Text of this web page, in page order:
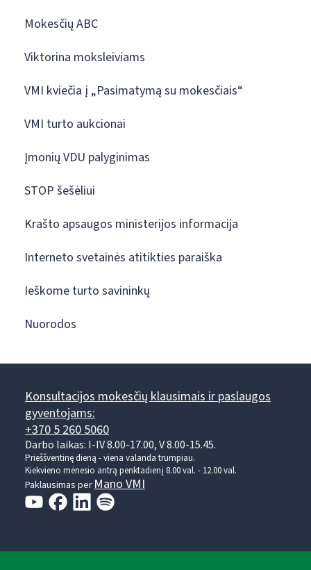
Mokesčių ABC
Viktorina moksleiviams
VMI kviečia į „Pasimatymą su mokesčiais“
VMI turto aukcionai
Įmonių VDU palyginimas
STOP šešėliui
Krašto apsaugos ministerijos informacija
Interneto svetainės atitikties paraiška
Ieškome turto savininkų
Nuorodos
Konsultacijos mokesčių klausimais ir paslaugos
gyventojams:
+370 5 260 5060
Darbo laikas: I-IV 8.00-17.00, V 8.00-15.45.
Prieššventinę dieną - viena valanda trumpiau.
Kiekvieno mėnesio antrą penktadienį 8.00 val. - 12.00 val.
Paklausimas perMano VMI